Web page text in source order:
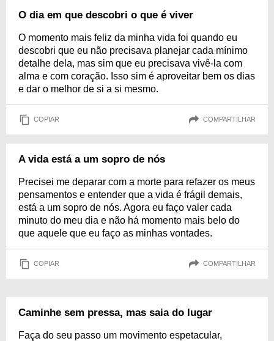
O dia em que descobri o que é viver
O momento mais feliz da minha vida foi quando eu
descobri que eu não precisava planejar cada mínimo
detalhe dela, mas sim que eu precisava vivê-la com
alma e com coração. Isso sim é aproveitar bem os dias
e dar o melhor de si a si mesmo.
COPIAR COMPARTILHAR
A vida está a um sopro de nós
Precisei me deparar com a morte para refazer os meus
pensamentos e entender que a vida é frágil demais,
está a um sopro de nós. Agora eu faço valer cada
minuto do meu dia e não há momento mais belo do
que aquele que eu faço as minhas vontades.
COPIAR COMPARTILHAR
Caminhe sem pressa, mas saia do lugar
Faça do seu passo um movimento espetacular,